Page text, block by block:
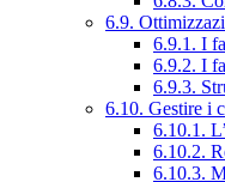
6.9.
6.9.1. I
6.9.2. I
6.9.3.
6.10. Gestire i
6.10.1.
6.10.2.
6.10.3.